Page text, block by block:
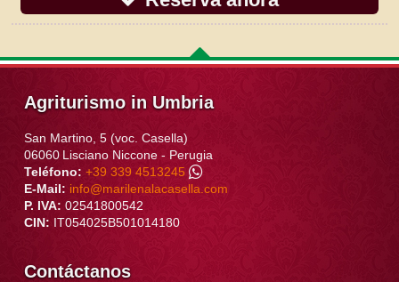
Agriturismo in Umbria
San Martino, 5 (voc. Casella)
06060 Lisciano Niccone- Perugia
Teléfono: +39 339 4513245
E-Mail: info@marilenalacasella.com
P. IVA: 02541800542
CIN: IT054025B501014180
Contáctanos